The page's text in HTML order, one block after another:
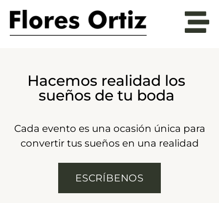
Hacemos realidad los
sueños de tu boda
Cada evento es una ocasión única para
convertir tus sueños en una realidad
ESCRÍBENOS